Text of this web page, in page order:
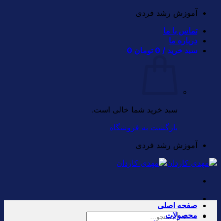
Skip
content
آموزش رشد فردی
تماس با ما
درباره ما
سبد خرید / 0 تومان 0
سبد خرید شما خالی است.
بازگشت به فروشگاه
آموزش رشد فردی
جستجو
صفحه اصلی
محصولات